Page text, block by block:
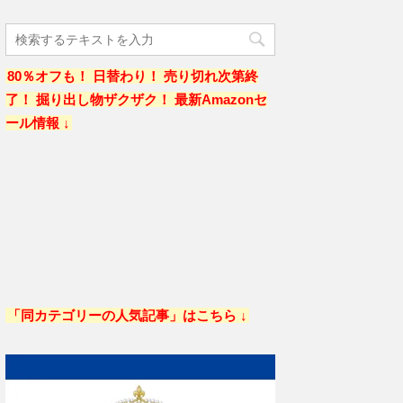
80％オフも！ 日替わり！ 売り切れ次第終
了！ 掘り出し物ザクザク！ 最新Amazonセ
ール情報 ↓
「同カテゴリーの人気記事」はこちら ↓